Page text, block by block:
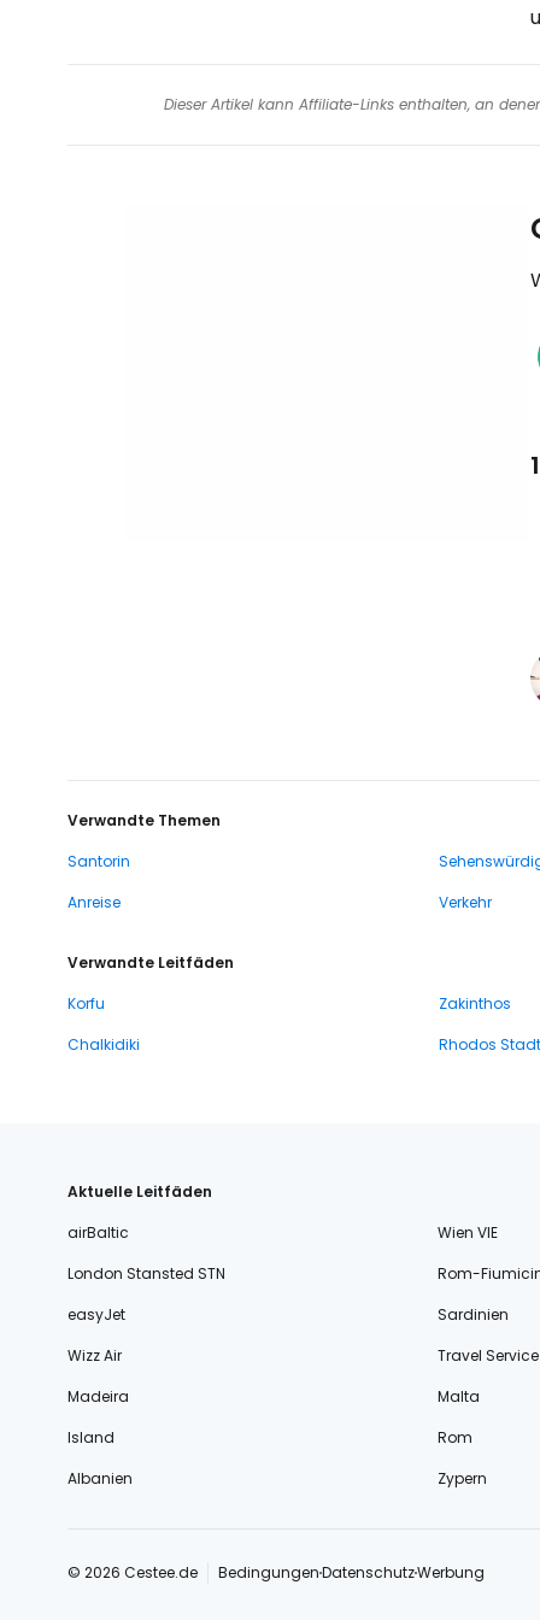
Dieser Artikel kann Affiliate-Links enthalten, an
Verwandte Themen
Santorin
Anreise
Verkehr
Verwandte Leitfäden
Korfu
Zakinthos
Chalkidiki
Rhodos Stadt
Aktuelle Leitfäden
airBaltic
Wien VIE
London Stansted STN
Rom-
easyJet
Sardinien
Wizz Air
Travel Service
Madeira
Malta
Island
Rom
Albanien
Zypern
© 2026 Cestee.de BedingungenDatenschutzWerbung